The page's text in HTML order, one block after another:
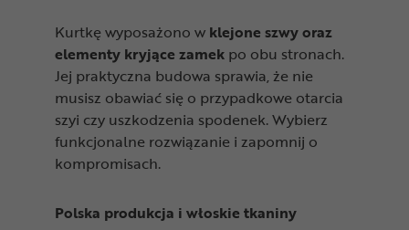
Kurtkę wyposażono w klejone szwy oraz
elementy kryjące zamek po obu stronach.
Jej praktyczna budowa sprawia, że nie
musisz obawiać się o przypadkowe otarcia
szyi czy uszkodzenia spodenek. Wybierz
funkcjonalne rozwiązanie i zapomnij o
kompromisach.
Polska produkcja i włoskie tkaniny